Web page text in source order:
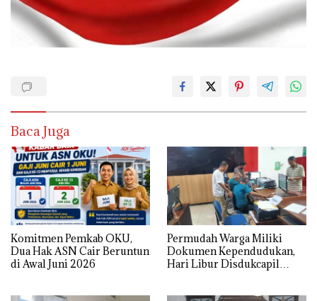
Baca Juga
Komitmen Pemkab OKU,
Dua Hak ASN Cair Beruntun
di Awal Juni 2026
Permudah Warga Miliki
Dokumen Kependudukan,
Hari Libur Disdukcapil